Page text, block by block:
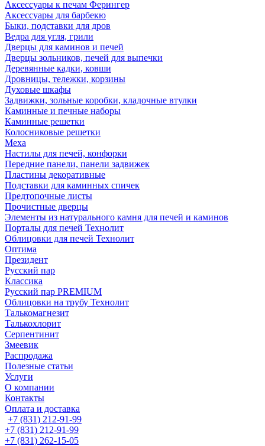
Аксессуары к печам Ферингер
Аксессуары для барбекю
Быки, подставки для дров
Ведра для угля, грили
Дверцы для каминов и печей
Дверцы зольников, печей для выпечки
Деревянные кадки, ковши
Дровницы, тележки, корзины
Духовые шкафы
Задвижки, зольные коробки, кладочные втулки
Каминные и печные наборы
Каминные решетки
Колосниковые решетки
Меха
Настилы для печей, конфорки
Передние панели, панели задвижек
Пластины декоративные
Подставки для каминных спичек
Предтопочные листы
Прочистные дверцы
Элементы из натурального камня для печей и каминов
Порталы для печей Технолит
Облицовки для печей Технолит
Оптима
Президент
Русский пар
Классика
Русский пар PREMIUM
Облицовки на трубу Технолит
Талькомагнезит
Талькохлорит
Серпентинит
Змеевик
Распродажа
Полезные статьи
Услуги
О компании
Контакты
Оплата и доставка
+7 (831) 212-91-99
+7 (831) 212-91-99
+7 (831) 262-15-05